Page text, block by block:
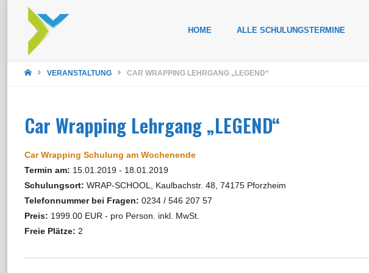
springen
HOME ALLE SCHULUNGSTERMINE
STARTSEITE
VERANSTALTUNG CAR WRAPPING LEHRGANG „LEGEND“
Car Wrapping Lehrgang „LEGEND“
Car Wrapping Schulung am Wochenende
Termin am: 15.01.2019 - 18.01.2019
Schulungsort: WRAP-SCHOOL, Kaulbachstr. 48, 74175 Pforzheim
Telefonnummer bei Fragen: 0234 / 546 207 57
Preis: 1999.00 EUR - pro Person. inkl. MwSt.
Freie Plätze: 2